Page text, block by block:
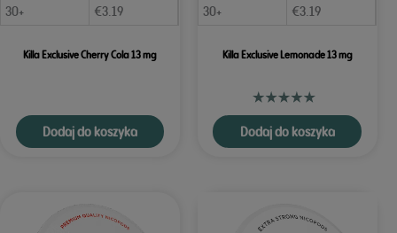
30+ €3.19
Killa Exclusive Cherry Cola 13 mg
Dodaj do koszyka
30+ €3.19
Killa Exclusive Lemonade 13 mg
Dodaj do koszyka